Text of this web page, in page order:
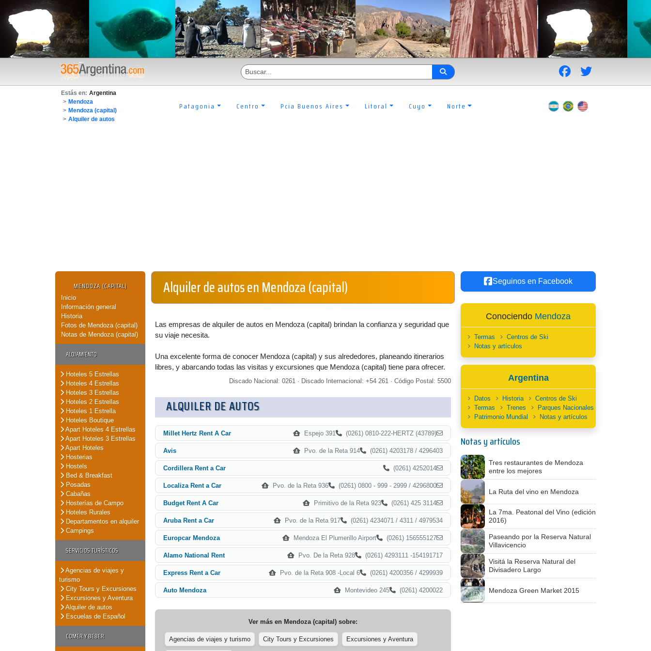
Estás en: Argentina
> Mendoza
> Mendoza (capital)
> Alquiler de autos
Patagonia Centro Pcia Buenos Aires Litoral Cuyo Norte
MENDOZA (CAPITAL)
Inicio
Información general
Historia
Fotos de Mendoza (capital)
Notas de Mendoza (capital)
ALOJAMIENTO
Hoteles 5 Estrellas
Hoteles 4 Estrellas
Hoteles 3 Estrellas
Hoteles 2 Estrellas
Hoteles 1 Estrella
Hoteles Boutique
Apart Hoteles 4 Estrellas
Apart Hoteles 3 Estrellas
Apart Hoteles
Hosterias
Hostels
Bed & Breakfast
Posadas
Cabañas
Hosterías de Campo
Hoteles Rurales
Departamentos en alquiler
Campings
SERVICIOS TURÍSTICOS
Agencias de viajes y
turismo
City Tours y Excursiones
Excursiones y Aventura
Alquiler de autos
Escuelas de Español
COMER Y BEBER
Alquiler de autos en Mendoza (capital)
Las empresas de alquiler de autos en Mendoza (capital) brindan la confianza y seguridad que
su viaje necesita.
Una excelente forma de conocer Mendoza (capital) y sus alrededores, planeando itinerarios
libres, y abarcando todas las visitas y excursiones que Mendoza (capital) tiene para ofrecer.
Discado Nacional: 0261 · Discado Internacional: +54 261 · Código Postal: 5500
ALQUILER DE AUTOS
Millet Hertz Rent A Car Espejo 391 (0261) 0810-222-HERTZ (43789)
Avis Pvo. de la Reta 914 (0261) 4203178 / 4296403
Cordillera Rent a Car (0261) 4252014
Localiza Rent a Car Pvo. de la Reta 936 (0261) 0800 - 999 - 2999 / 4296800
Budget Rent A Car Primitivo de la Reta 923 (0261) 425 3114
Aruba Rent a Car Pvo. de la Reta 917 (0261) 4234071 / 4311 / 4979534
Europcar Mendoza Mendoza El Plumerillo Airport (0261) 156555127
Alamo National Rent Pvo. De la Reta 928 (0261) 4293111 -154191717
Express Rent a Car Pvo. de la Reta 908 -Local 6 (0261) 4200356 / 4299939
Auto Mendoza Montevideo 245 (0261) 4200022
Ver más en Mendoza (capital) sobre:
Agencias de viajes y turismo City Tours y Excursiones Excursiones y Aventura
Seguinos en Facebook
Conociendo Mendoza
Termas
Centros de Ski
Notas y artículos
Argentina
Datos Historia
Centros de Ski
Termas
Trenes
Parques Nacionales
Patrimonio Mundial
Notas y artículos
Notas y artículos
Tres restaurantes de Mendoza
entre los mejores
La Ruta del vino en Mendoza
La 7ma. Peatonal del Vino (edición
2016)
Paseando por la Reserva Natural
Villavicencio
Visitá la Reserva Natural del
Divisadero Largo
Mendoza Green Market 2015